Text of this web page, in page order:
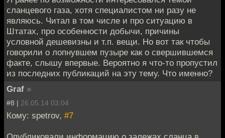
сланцевого газа, хотя специалистом ни разу не
являюсь. Читал в том числе и про ситуацию в
Штатах, про особенности добычи, причины
условной дешевизны и т.п. вещи. Но вот так чтобы
говорили о лопнувшем пузыре как о свершившемся
факте, слышу впервые. Вероятно я что-то пропустил
из последних публикаций на эту тему. Что именно?
Graf »
#8 | 26.05.14 03:04
Кому: spetrov, #7